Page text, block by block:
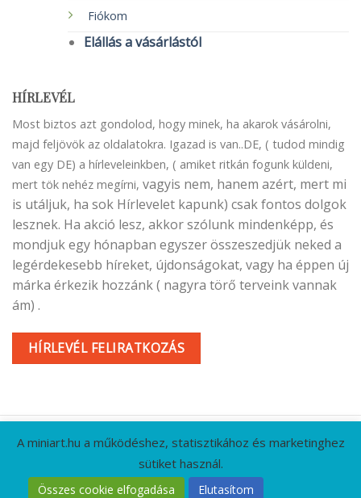
Fiókom
Elállás a vásárlástól
HÍRLEVÉL
Most biztos azt gondolod, hogy minek, ha akarok vásárolni,
majd feljövök az oldalatokra. Igazad is van..DE, ( tudod mindig
van egy DE) a hírleveleinkben, ( amiket ritkán fogunk küldeni,
mert tök nehéz megírni, vagyis nem, hanem azért, mert mi
is utáljuk, ha sok Hírlevelet kapunk) csak fontos dolgok
lesznek. Ha akció lesz, akkor szólunk mindenképp, és
mondjuk egy hónapban egyszer összeszedjük neked a
legérdekesebb híreket, újdonságokat, vagy ha éppen új
márka érkezik hozzánk ( nagyra törő terveink vannak
ám) .
HÍRLEVÉL FELIRATKOZÁS
KAPCSOLAT GYIK CÉGADATOK
ÁSZF
ADATVÉDELMI IRÁNYELVEK
RÓLUNK
A miniart.hu a működéshez, statisztikához és marketinghez
sütiket használ.
Összes cookie elfogadása Elutasítom